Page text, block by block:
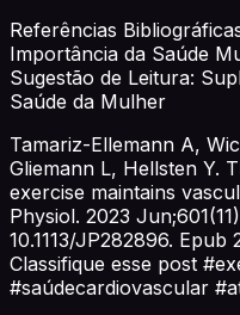
Referências
Importância da Saúde
Sugestão de Leitura:
Saúde da Mulher
Tamariz-Ellemann A,
Gliemann L, Hellsten Y.
exercise maintains
Physiol. 2023
10.1113/JP282896.
Classifique esse post
#saúdecardiovascular